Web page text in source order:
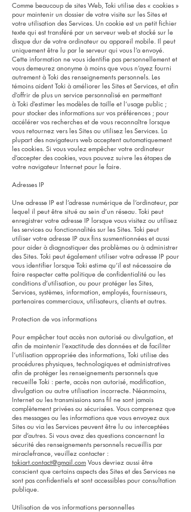
Comme beaucoup de sites Web, Toki utilise des « cookies »
pour maintenir un dossier de votre visite sur les Sites et
votre utilisation des Services. Un cookie est un petit fichier
texte qui est transféré par un serveur web et stocké sur le
disque dur de votre ordinateur ou appareil mobile. Il peut
uniquement être lu par le serveur qui vous l’a envoyé.
Cette information ne vous identifie pas personnellement et
vous demeurez anonyme à moins que vous n’ayez fourni
autrement à Toki des renseignements personnels. Les
témoins aident Toki à améliorer les Sites et Services, et afin
d’offrir de plus un service personnalisé en permettant
à Toki d’estimer les modèles de taille et l’usage public ;
pour stocker des informations sur vos préférences ; pour
accélérer vos recherches et de vous reconnaître lorsque
vous retournez vers les Sites ou utilisez les Services. La
plupart des navigateurs web acceptent automatiquement
les cookies. Si vous voulez empêcher votre ordinateur
d’accepter des cookies, vous pouvez suivre les étapes de
votre navigateur Internet pour le faire.
Adresses IP
Une adresse IP est l’adresse numérique de l’ordinateur, par
lequel il peut être situé au sein d’un réseau. Toki peut
enregistrer votre adresse IP lorsque vous visitez ou utilisez
les services ou fonctionnalités sur les Sites. Toki peut
utiliser votre adresse IP aux fins susmentionnées et aussi
pour aider à diagnostiquer des problèmes ou à administrer
des Sites. Toki peut également utiliser votre adresse IP pour
vous identifier lorsque Toki estime qu’il est nécessaire de
faire respecter cette politique de confidentialité ou les
conditions d’utilisation, ou pour protéger les Sites,
Services, systèmes, information, employés, fournisseurs,
partenaires commerciaux, utilisateurs, clients et autres.
Protection de vos informations
Pour empêcher tout accès non autorisé ou divulgation, et
afin de maintenir l’exactitude des données et de faciliter
l’utilisation appropriée des informations, Toki utilise des
procédures physiques, technologiques et administratives
afin de protéger les renseignements personnels que
recueille Toki : perte, accès non autorisé, modification,
divulgation ou autre utilisation incorrecte. Néanmoins,
Internet ou les transmissions sans fil ne sont jamais
complètement privées ou sécurisées. Vous comprenez que
des messages ou les informations que vous envoyez aux
Sites ou via les Services peuvent être lu ou interceptées
par d’autres. Si vous avez des questions concernant la
sécurité des renseignements personnels recueillis par
miraclefrance, veuillez contacter :
tokiart.contact@gmail.com Vous devriez aussi être
conscient que certains aspects des Sites et des Services ne
sont pas confidentiels et sont accessibles pour consultation
publique.
Utilisation de vos informations personnelles